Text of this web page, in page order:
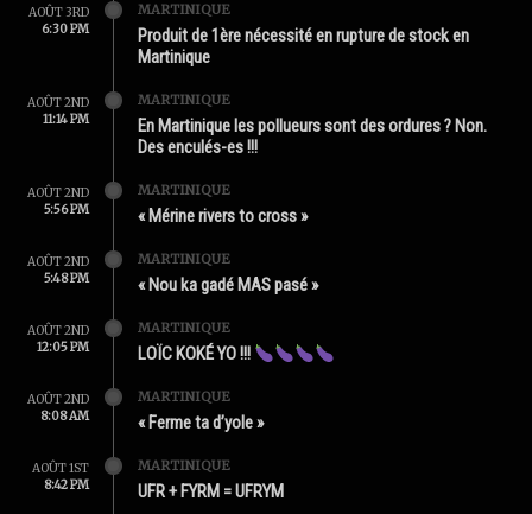
AOÛT 3RD
6:30 PM
MARTINIQUE
Produit de 1ère nécessité en rupture de stock en
Martinique
AOÛT 2ND
11:14 PM
MARTINIQUE
En Martinique les pollueurs sont des ordures ? Non.
Des enculés-es !!!
AOÛT 2ND
5:56 PM
MARTINIQUE
« Mérine rivers to cross »
AOÛT 2ND
5:48 PM
MARTINIQUE
« Nou ka gadé MAS pasé »
AOÛT 2ND
12:05 PM
MARTINIQUE
LOÏC KOKÉ YO !!!
AOÛT 2ND
8:08 AM
MARTINIQUE
« Ferme ta d’yole »
AOÛT 1ST
8:42 PM
MARTINIQUE
UFR + FYRM = UFRYM